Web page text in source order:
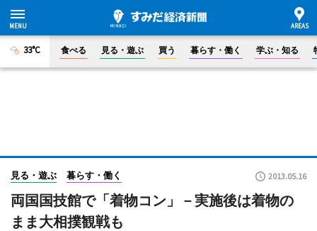
33°C 食べる 見る・遊ぶ 買う 暮らす・働く 学ぶ・知る
見る・遊ぶ 暮らす・働く 2013.05.16
両国国技館で「着物コン」－実施後は着物の
まま大相撲観戦も